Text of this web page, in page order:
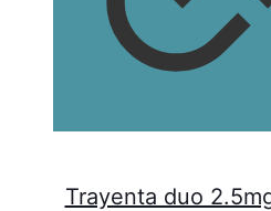
Trayenta duo